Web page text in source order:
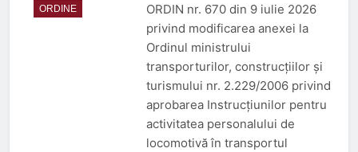
sigure
ROBEL MAȘINI ȘI SCULE
3 Luni Ago
Trenul push-pull cu două
niveluri al ÖBB
3 Luni Ago
ORDIN nr. 326 din 2 aprilie
2026
ORDINE
ORDIN nr. 670 din 9 iulie 2026
privind modificarea anexei la
Ordinul ministrului
transporturilor, construcțiilor și
turismului nr. 2.229/2006 privind
aprobarea Instrucțiunilor pentru
activitatea personalului de
locomotivă în transportul